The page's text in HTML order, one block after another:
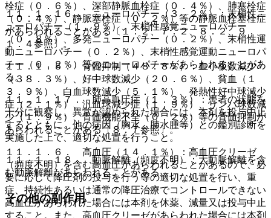
１１．１．１６． ニューロパチー（３．２％）：末梢性ニ
ューロパチー（１．９％）、末梢性感覚ニューロパチー
（０．８％）、多発ニューロパチー（０．２％）、末梢性運
動ニューロパチー（０．２％）、末梢性感覚運動ニューロパ
チー（０．２％）等のニューロパチーがあらわれることがあ
る。
１１．１．１７． 肺高血圧症（１．３％）：患者の状態を
十分に観察し、異常が認められた場合には、本剤を投与中止
するとともに、他の病因（胸水、肺水腫等）との鑑別診断を
実施した上で、適切な処置を行うこと。
１１．１．１８． 動脈解離（頻度不明）：大動脈解離を含
む動脈解離があらわれることがある。
その他の副作用
栓症（０．６％）、深部静脈血栓症（０．４％）、肺塞栓症
（０．４％）、静脈塞栓症（０．２％）等の静脈血栓塞栓症
があらわれることがある〔１．２、７．２、８．２、９．
１．４参照〕。
１１．１．５． 骨髄抑制（４８．８％）：血小板数減少
（３８．３％）、好中球数減少（２０．６％）、貧血（１
３．９％）、白血球数減少（５．１％）、発熱性好中球減少
症（２．１％）、汎血球減少症（１．９％）、リンパ球数減
少（１．９％）、骨髄機能不全（０．２％）等の骨髄抑制が
あらわれることがある〔８．７参照〕。
１１．１．６． 高血圧（１４．１％）：高血圧クリーゼ
（頻度不明）を含む高血圧があらわれることがあるので、必
要に応じて降圧剤の投与を行う等の適切な処置を行い、重
症、持続性あるいは通常の降圧治療でコントロールできない
高血圧があらわれた場合には本剤を休薬、減量又は投与中止
すること。また、高血圧クリーゼがあらわれた場合には本剤